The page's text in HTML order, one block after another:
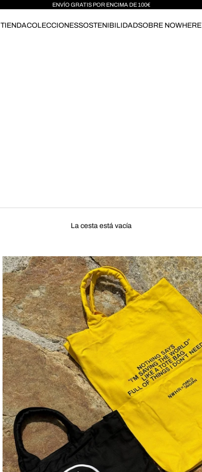
ENVÍO GRATIS POR ENCIMA DE 100€
TIENDACOLECCIONESSOSTENIBILIDADSOBRE NOWHERE
La cesta está vacía